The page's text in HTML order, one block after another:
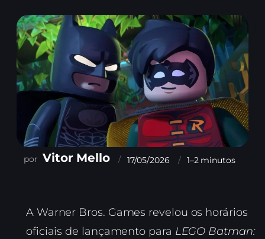
Vitor Mello 17/05/2026 1–2 minutos
A Warner Bros. Games revelou os horários
oficiais de lançamento para LEGO Batman: